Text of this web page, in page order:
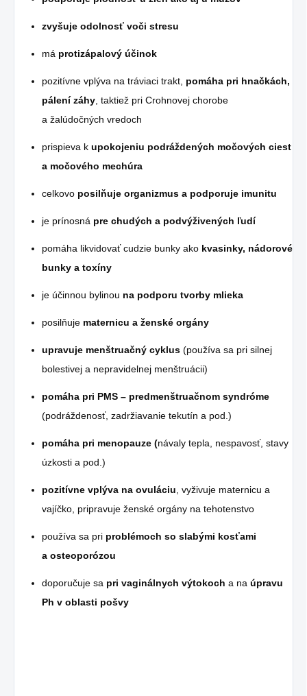
zvyšuje odolnosť voči stresu
má protizápalový účinok
pozitívne vplýva na tráviaci trakt, pomáha pri hnačkách,
pálení záhy , taktiež pri Crohnovej chorobe
a žalúdočných vredoch
prispieva k upokojeniu podráždených močových ciest
a močového mechúra
celkovo posilňuje organizmus a podporuje imunitu
je prínosná pre chudých a podvýživených ľudí
pomáha likvidovať cudzie bunky ako kvasinky, nádorové
bunky a toxíny
je účinnou bylinou na podporu tvorby mlieka
posilňuje maternicu a ženské orgány
upravuje menštruačný cyklus (používa sa pri silnej
bolestivej a nepravidelnej menštruácii)
pomáha pri PMS – predmenštruačnom syndróme
(podráždenosť, zadržiavanie tekutín a pod.)
pomáha pri menopauze (návaly tepla, nespavosť, stavy
úzkosti a pod.)
pozitívne vplýva na ovuláciu , vyživuje maternicu a
vajíčko, pripravuje ženské orgány na tehotenstvo
používa sa pri problémoch so slabými kosťami
a osteoporózou
doporučuje sa pri vaginálnych výtokoch a na úpravu
Ph v oblasti pošvy